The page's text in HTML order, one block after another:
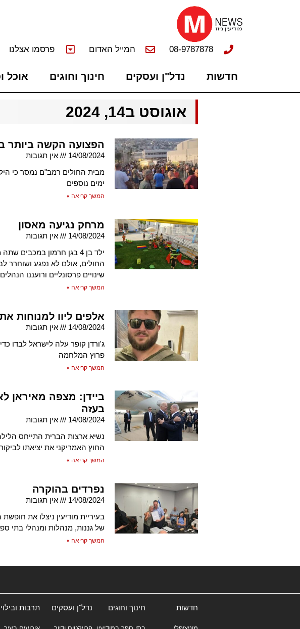
08-9787878 המייל האדום פרסמו אצלנו
חדשות נדל"ן ועסקים חינוך וחוגים אוכל
אוגוסט ב14, 2024
הפצועה הקשה
14/08/2024
אין תגובות
ימים נוספים
המשך קריאה »
מרחק נגיעה מאסון
14/08/2024
אין תגובות
ילד בן 4 בגן חרמון
החולים, אולם לא נפגע ושוחרר
שינויים פרסונליים ורועננו
המשך קריאה »
אלפים ליוו למנוחות
14/08/2024
אין תגובות
פרוץ המלחמה
המשך קריאה »
ביידן: מצפה מאיראן
בעזה
14/08/2024
אין תגובות
נשיא ארצות הברית התייחס
החוץ האמריקני את יציאתו
המשך קריאה »
נפרדים בהוקרה
14/08/2024
אין תגובות
בעיריית מודיעין ניצלו את
של גננות, מנהלות ומנהלי בתי
המשך קריאה »
חדשות חינוך וחוגים נדל"ן ועסקים תרבות ובילוי